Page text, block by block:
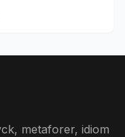
metaforer, idiom